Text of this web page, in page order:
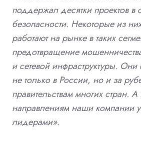
поддержал десятки проектов в
безопасности. Некоторые из
работают на рынке в таких
предотвращение
и сетевой инфраструктуры. Они
не только в России, но и за
правительствам многих стран.
направлениям наши компании
лидерами».